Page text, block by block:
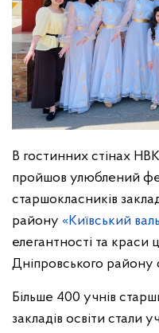
В гостинних стінах
пройшов улюблений
старшокласників
району «Київський
елегантності та краси
Дніпровського району
Більше 400 учнів
закладів освіти стали